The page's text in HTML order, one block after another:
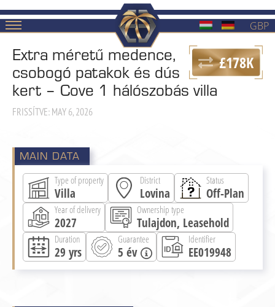
GBP
£178K
Extra méretű medence,
csobogó patakok és dús
kert – Cove 1 hálószobás villa
FRISSÍTVE: MAY 6, 2026
MAIN DATA
Type of property
Villa
District
Lovina
Status
Off-Plan
Year of delivery
2027
Ownership type
Tulajdon, Leasehold
Duration
29 yrs
Guarantee
5 év
Identifier
EE019948